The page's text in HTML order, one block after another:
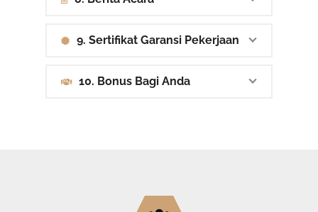
9. Sertifikat Garansi Pekerjaan
10. Bonus Bagi Anda